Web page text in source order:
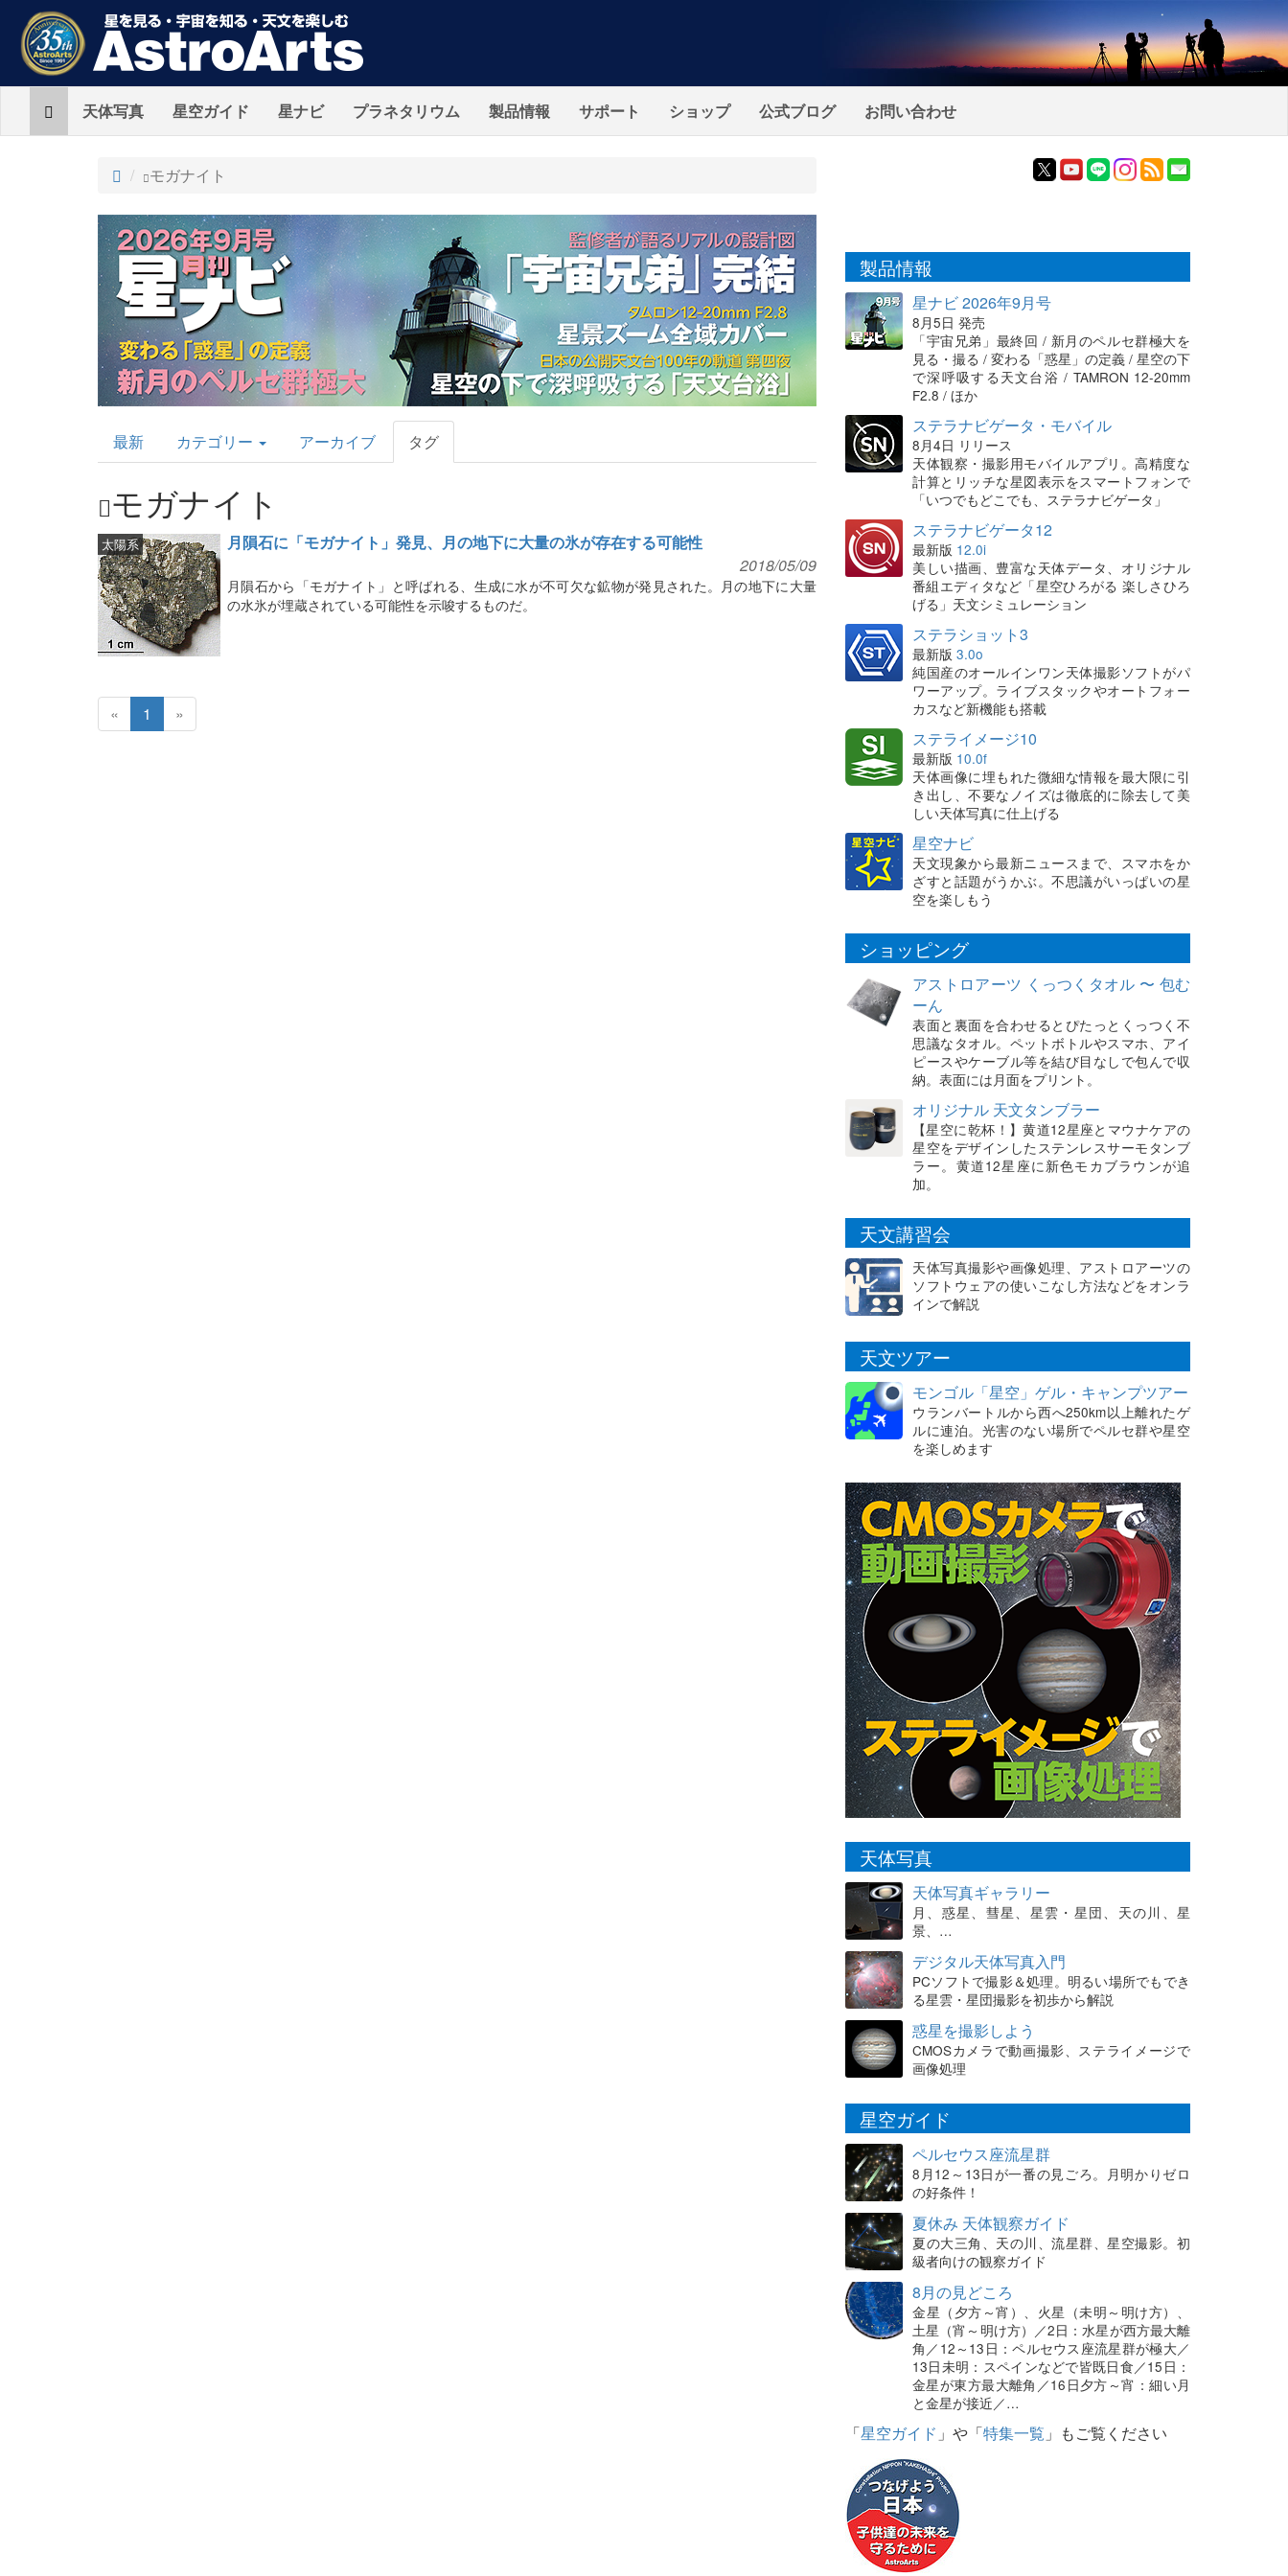
Home天体写真 星空ガイド 星ナビ プラネタリウム 製品情報 サポート ショップ 公式ブログ お問い合わせ
ト
プ
モガナイト
AstroArts
Topics
最新 カテゴリー アーカイブ タグ
モガナイト
月隕石に「モガナイト」発見、月の地下に大量の氷が存在する可能性
太陽系
2018/05/09
月隕石から「モガナイト」と呼ばれる、生成に水が不可欠な鉱物が発見された。月の地下に大量
の水氷が埋蔵されている可能性を示唆するものだ。
« 1 »
製品情報
星ナビ 2026年9月号
8月5日 発売
「宇宙兄弟」最終回 / 新月のペルセ群極大を
見る・撮る / 変わる「惑星」の定義 / 星空の下
で深呼吸する天文台浴 / TAMRON 12-20mm
F2.8 / ほか
ステラナビゲータ・モバイル
8月4日 リリース
天体観察・撮影用モバイルアプリ。高精度な
計算とリッチな星図表示をスマートフォンで
「いつでもどこでも、ステラナビゲータ」
ステラナビゲータ12
最新版 12.0i
美しい描画、豊富な天体データ、オリジナル
番組エディタなど「星空ひろがる 楽しさひろ
げる」天文シミュレーション
ステラショット3
最新版 3.0o
純国産のオールインワン天体撮影ソフトがパ
ワーアップ。ライブスタックやオートフォー
カスなど新機能も搭載
ステライメージ10
最新版 10.0f
天体画像に埋もれた微細な情報を最大限に引
き出し、不要なノイズは徹底的に除去して美
しい天体写真に仕上げる
星空ナビ
天文現象から最新ニュースまで、スマホをか
ざすと話題がうかぶ。不思議がいっぱいの星
空を楽しもう
ショッピング
アストロアーツ くっつくタオル 〜 包む
ーん
表面と裏面を合わせるとぴたっとくっつく不
思議なタオル。ペットボトルやスマホ、アイ
ピースやケーブル等を結び目なしで包んで収
納。表面には月面をプリント。
オリジナル 天文タンブラー
【星空に乾杯！】黄道12星座とマウナケアの
星空をデザインしたステンレスサーモタンブ
ラー。黄道12星座に新色モカブラウンが追
加。
天文講習会
天体写真撮影や画像処理、アストロアーツの
ソフトウェアの使いこなし方法などをオンラ
インで解説
天文ツアー
モンゴル「星空」ゲル・キャンプツアー
ウランバートルから西へ250km以上離れたゲ
ルに連泊。光害のない場所でペルセ群や星空
を楽しめます
天体写真
天体写真ギャラリー
月、惑星、彗星、星雲・星団、天の川、星
景、…
デジタル天体写真入門
PCソフトで撮影＆処理。明るい場所でもでき
る星雲・星団撮影を初歩から解説
惑星を撮影しよう
CMOSカメラで動画撮影、ステライメージで
画像処理
星空ガイド
ペルセウス座流星群
8月12～13日が一番の見ごろ。月明かりゼロ
の好条件！
夏休み 天体観察ガイド
夏の大三角、天の川、流星群、星空撮影。初
級者向けの観察ガイド
8月の見どころ
金星（夕方～宵）、火星（未明～明け方）、
土星（宵～明け方）／2日：水星が西方最大離
角／12～13日：ペルセウス座流星群が極大／
13日未明：スペインなどで皆既日食／15日：
金星が東方最大離角／16日夕方～宵：細い月
と金星が接近／…
「星空ガイド 」や「特集一覧 」もご覧ください